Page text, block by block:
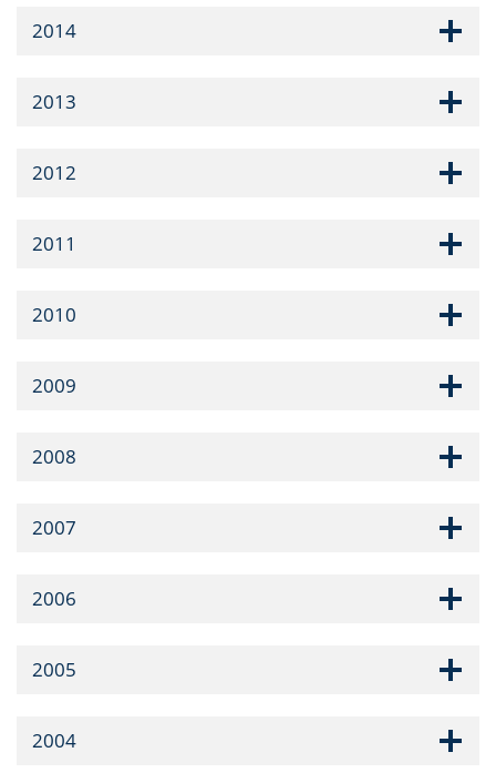
2014
2013
2012
2011
2010
2009
2008
2007
2006
2005
2004